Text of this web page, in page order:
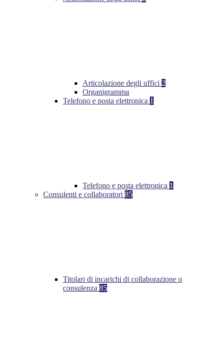
Articolazione degli uffici 2
Organigramma
Telefono e posta elettronica 1
Telefono e posta elettronica 1
Consulenti e collaboratori 85
Titolari di incarichi di collaborazione o
consulenza 85